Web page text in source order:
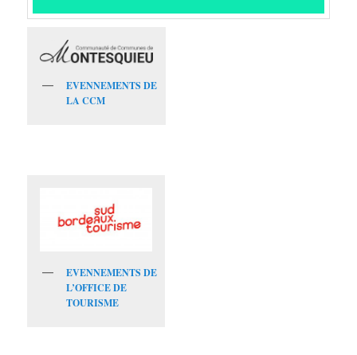
EVENNEMENTS DE
LA CCM
EVENNEMENTS DE
L’OFFICE DE
TOURISME